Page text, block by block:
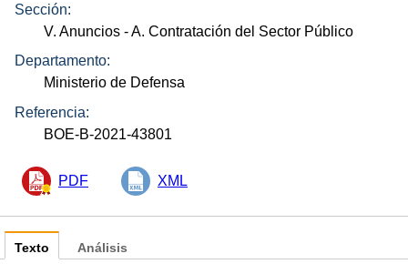
Sección:
V. Anuncios - A. Contratación del Sector Público
Departamento:
Ministerio de Defensa
Referencia:
BOE-B-2021-43801
PDF XML
Texto Análisis